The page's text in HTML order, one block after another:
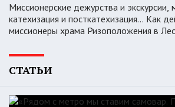
Миссионерские дежурства и экскурсии,
катехизация и посткатехизация… Как
миссионеры храма Ризоположения в
СТАТЬИ